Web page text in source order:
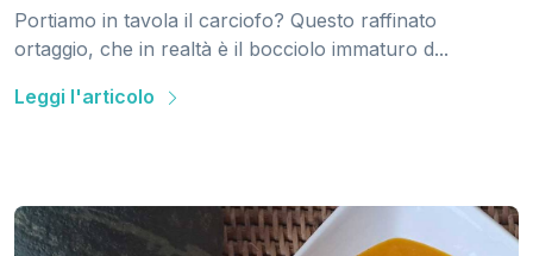
Portiamo in tavola il carciofo? Questo raffinato
ortaggio, che in realtà è il bocciolo immaturo d...
Leggi l'articolo